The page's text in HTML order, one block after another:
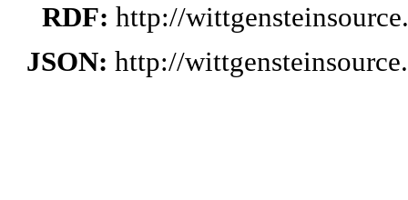
RDF: http://
JSON: http://